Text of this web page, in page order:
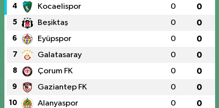
4 Kocaelispor 0 0
5 Beşiktaş 0 0
6 Eyüpspor 0 0
7 Galatasaray 0 0
8 Çorum FK 0 0
9 Gaziantep FK 0 0
10 Alanyaspor 0 0